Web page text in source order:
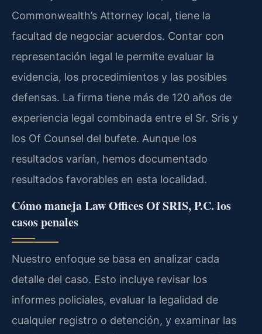
Commonwealth’s Attorney local, tiene la
facultad de negociar acuerdos. Contar con
representación legal le permite evaluar la
evidencia, los procedimientos y las posibles
defensas. La firma tiene más de 120 años de
experiencia legal combinada entre el Sr. Sris y
los Of Counsel del bufete. Aunque los
resultados varían, hemos documentado
resultados favorables en esta localidad.
Cómo maneja Law Offices Of SRIS, P.C. los
casos penales
Nuestro enfoque se basa en analizar cada
detalle del caso. Esto incluye revisar los
informes policiales, evaluar la legalidad de
cualquier registro o detención, y examinar las